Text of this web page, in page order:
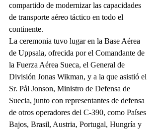
compartido de modernizar las capacidades
de transporte aéreo táctico en todo el
continente.
La ceremonia tuvo lugar en la Base Aérea
de Uppsala, ofrecida por el Comandante de
la Fuerza Aérea Sueca, el General de
División Jonas Wikman, y a la que asistió el
Sr. Pål Jonson, Ministro de Defensa de
Suecia, junto con representantes de defensa
de otros operadores del C-390, como Países
Bajos, Brasil, Austria, Portugal, Hungría y